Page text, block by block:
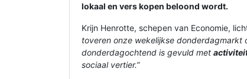
lokaal en vers kopen beloond wordt.
Krijn Henrotte, schepen van Economie,
toveren onze wekelijkse donderdagmarkt
donderdagochtend is gevuld met
sociaal vertier.”